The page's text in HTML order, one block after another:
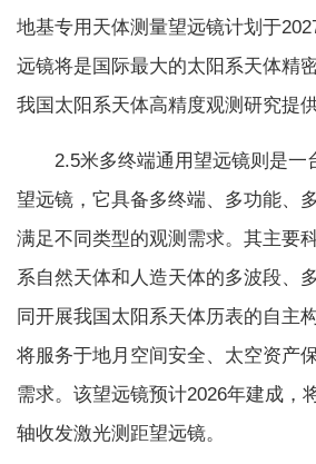
地基专用天体测量望远镜计划于
远镜将是国际最大的太阳系天体精
我国太阳系天体高精度观测研究提
2.5米多终端通用望远镜则是一
望远镜，它具备多终端、多功能、
满足不同类型的观测需求。其主要
系自然天体和人造天体的多波段、
同开展我国太阳系天体历表的自主
将服务于地月空间安全、太空资产
需求。该望远镜预计2026年建成，
轴收发激光测距望远镜。